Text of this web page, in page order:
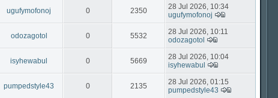
ugufymofonoj 0 2350
28 Jul 2026, 10:34
ugufymofonoj
odozagotol 0 5532
28 Jul 2026, 10:11
odozagotol
isyhewabul 0 5669
28 Jul 2026, 10:04
isyhewabul
pumpedstyle43 0 2135
28 Jul 2026, 01:15
pumpedstyle43